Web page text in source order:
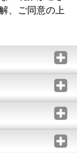
、ご同意の上